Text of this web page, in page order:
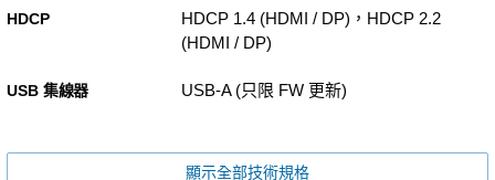
HDCP
HDCP 1.4 (HDMI / DP)，HDCP 2.2
(HDMI / DP)
USB 集線器 USB-A (只限 FW 更新)
顯示全部技術規格